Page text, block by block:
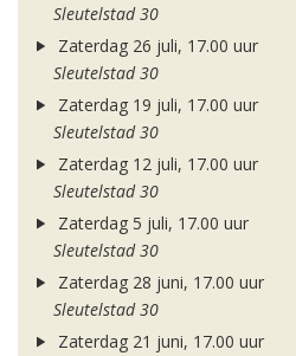
Sleutelstad 30
Zaterdag 26 juli, 17.00 uur
Sleutelstad 30
Zaterdag 19 juli, 17.00 uur
Sleutelstad 30
Zaterdag 12 juli, 17.00 uur
Sleutelstad 30
Zaterdag 5 juli, 17.00 uur
Sleutelstad 30
Zaterdag 28 juni, 17.00 uur
Sleutelstad 30
Zaterdag 21 juni, 17.00 uur